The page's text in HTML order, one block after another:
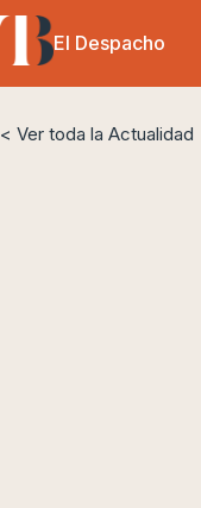
El Despacho
< Ver toda la Actualidad